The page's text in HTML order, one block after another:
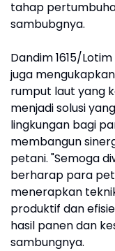
tahap
sambubgnya.
Dandim 1615/
juga
rumput laut yang
menjadi solusi
lingkungan bagi
membangun
petani. "Semoga
berharap para
menerapkan
produktif dan
hasil panen dan
sambungnya.